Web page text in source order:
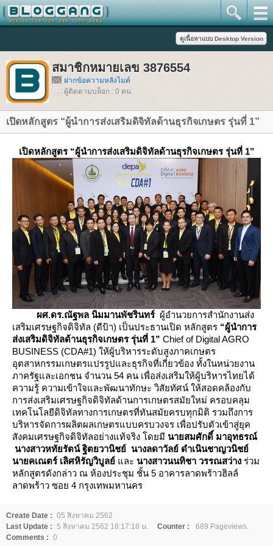
สมาชิกหมายเลข 3876554
ฝากข้อความหลังไมค์
ผู้ติดตามบล็อก : 0 คน
เปิดหลักสูตร “ผู้นำการส่งเสริมดิจิทัลด้านธุรกิจเกษตร รุ่นที่ 1”
เปิดหลักสูตร “ผู้นำการส่งเสริมดิจิทัลด้านธุรกิจเกษตร รุ่นที่ 1”
ผศ.ดร.ณัฐพล นิมมานพัชรินทร์ผู้อำนวยการสำนักงานส่ง
เสริมเศรษฐกิจดิจิทัล (ดีป้า) เป็นประธานเปิด หลักสูตร “ผู้นำการ
ส่งเสริมดิจิทัลด้านธุรกิจเกษตร รุ่นที่ 1” Chief of Digital AGRO
BUSINESS (CDA#1) ให้ผู้บริหารระดับสูงภาคเกษตร
อุตสาหกรรมเกษตรแปรรูปและธุรกิจที่เกี่ยวข้อง ทั้งในหน่วยงาน
ภาครัฐและเอกชน จำนวน 54 คน เพื่อส่งเสริมให้ผู้บริหารไทยได้
ความรู้ ความเข้าใจและพัฒนาทักษะ วิสัยทัศน์ ให้สอดคล้องกับ
การส่งเสริมเศรษฐกิจดิจิทัลด้านการเกษตรสมัยใหม่ ครอบคลุม
เทคโนโลยีดิจิทัลทางการเกษตรที่ทันสมัยครบทุกมิติ รวมถึงการ
บริหารจัดการผลิตผลเกษตรแบบครบวงจร เพื่อปรับตัวเข้าสู่ยุค
สังคมเศรษฐกิจดิจิทัลอย่างแท้จริง โดยมี นายสมศักดิ์ มาอุทธรณ์
นางสาวหทัยรัตน์ ฐิตยวานิชย์ นางลดาวัลย์ ดำเนินชาญวนิชย์
นายคเณตร์ เลิศหิรัญวิบูลย์ ละ นางสาวนนทิชา วรรณสว่าง ร่วม
หลักสูตรดังกล่าว ณ ห้องประชุม ชั้น 5 อาคารลาดพร้าวฮิลล์
ลาดพร้าว ซอย 4 กรุงเทพมหานคร
Create Date : 05 สิงหาคม 2562
Last Update : 5 สิงหาคม 2562 18:17:18 น. Counter :
689 Pageviews.
Comments : 0